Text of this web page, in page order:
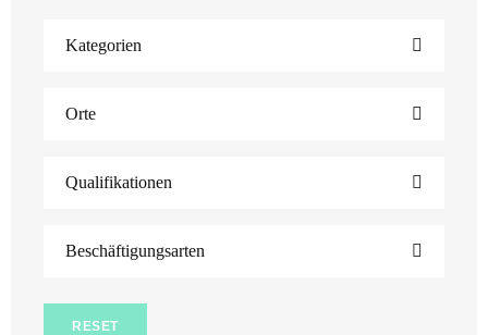
Kategorien
Orte
Qualifikationen
Beschäftigungsarten
RESET